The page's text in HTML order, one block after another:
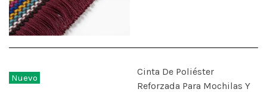
Nuevo
Cinta De Poliéster
Reforzada Para Mochilas Y